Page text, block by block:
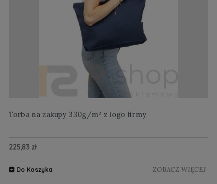
Torba na zakupy 330g/m² z logo firmy
225,83 zł
Do Koszyka ZOBACZ WIĘCEJ